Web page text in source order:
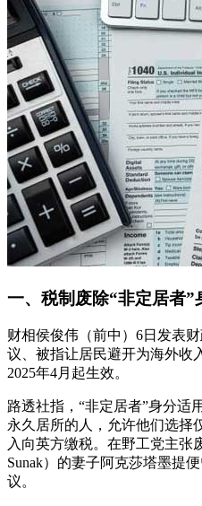
一、税制废除“非定居者”
财相侯俊伟（前中）6日发表
议、被指让居民避开为海外收
2025年4月起生效。
路透社指，“非定居者”身分适
永久居所的人，允许他们选择
入向英方缴税。在野工党主张
Sunak）的妻子阿克莎塔墨提
议。